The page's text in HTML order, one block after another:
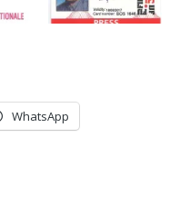
WhatsApp